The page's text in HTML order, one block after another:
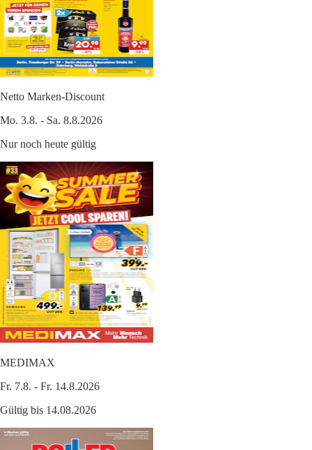
Netto Marken-Discount
Mo. 3.8. - Sa. 8.8.2026
Nur noch heute gültig
MEDIMAX
Fr. 7.8. - Fr. 14.8.2026
Gültig bis 14.08.2026